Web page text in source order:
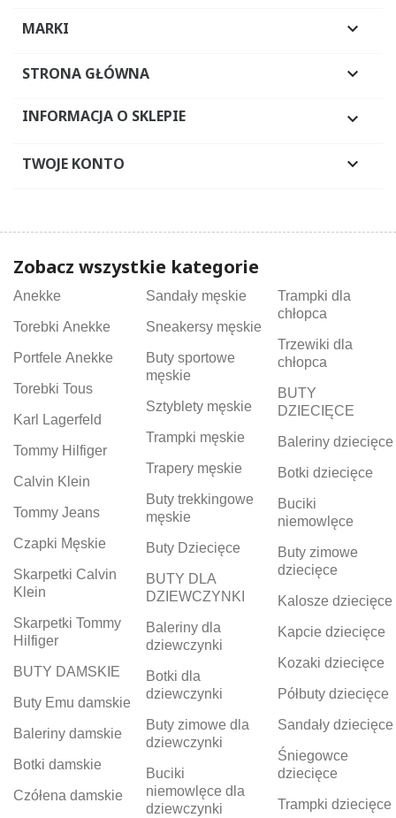
MARKI 
STRONA GŁÓWNA 
INFORMACJA O SKLEPIE 
TWOJE KONTO 
Zobacz wszystkie kategorie
Anekke
Torebki Anekke
Portfele Anekke
Torebki Tous
Karl Lagerfeld
Tommy Hilfiger
Calvin Klein
Tommy Jeans
Czapki Męskie
Skarpetki Calvin
Klein
Skarpetki Tommy
Hilfiger
BUTY DAMSKIE
Buty Emu damskie
Baleriny damskie
Botki damskie
Czółena damskie
Sandały męskie
Sneakersy męskie
Buty sportowe
męskie
Sztyblety męskie
Trampki męskie
Trapery męskie
Buty trekkingowe
męskie
Buty Dziecięce
BUTY DLA
DZIEWCZYNKI
Baleriny dla
dziewczynki
Botki dla
dziewczynki
Buty zimowe dla
dziewczynki
Buciki
niemowlęce dla
dziewczynki
Trampki dla
chłopca
Trzewiki dla
chłopca
BUTY
DZIECIĘCE
Baleriny dziecięce
Botki dziecięce
Buciki
niemowlęce
Buty zimowe
dziecięce
Kalosze dziecięce
Kapcie dziecięce
Kozaki dziecięce
Półbuty dziecięce
Sandały dziecięce
Śniegowce
dziecięce
Trampki dziecięce